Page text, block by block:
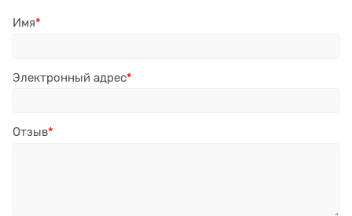
Имя
Электронный адрес
Отзыв